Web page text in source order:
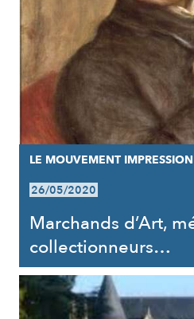
LE MOUVEMENT
26/05/2020
Marchands d’Art,
collectionneurs…